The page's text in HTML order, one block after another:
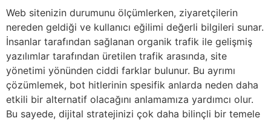
Web sitenizin durumunu ölçümlerken, ziyaretçilerin
nereden geldiği ve kullanıcı eğilimi değerli bilgileri sunar.
İnsanlar tarafından sağlanan organik trafik ile gelişmiş
yazılımlar tarafından üretilen trafik arasında, site
yönetimi yönünden ciddi farklar bulunur. Bu ayrımı
çözümlemek, bot hitlerinin spesifik anlarda neden daha
etkili bir alternatif olacağını anlamamıza yardımcı olur.
Bu sayede, dijital stratejinizi çok daha bilinçli bir temele